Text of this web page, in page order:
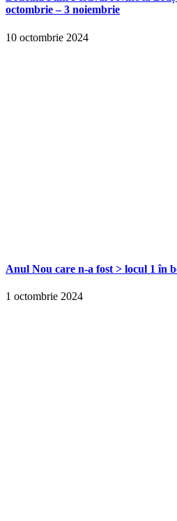
octombrie – 3 noiembrie
10 octombrie 2024
Anul Nou care n-a fost > locul 1 în
1 octombrie 2024